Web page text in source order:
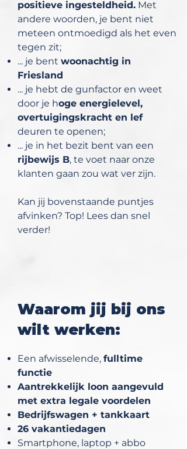
positieve ingesteldheid. Met
andere woorden, je bent niet
meteen ontmoedigd als het even
tegen zit;
... je bent woonachtig in
Friesland
... je hebt de gunfactor en weet
door je hoge energielevel,
overtuigingskracht en lef
deuren te openen;
... je in het bezit bent van een
rijbewijs B, te voet naar onze
klanten gaan zou wat ver zijn.
Kan jij bovenstaande puntjes
afvinken? Top! Lees dan snel
verder!
Waarom jij bij ons
wilt werken:
Een afwisselende, fulltime
functie
Aantrekkelijk loon aangevuld
met extra legale voordelen
Bedrijfswagen + tankkaart
26 vakantiedagen
Smartphone, laptop + abbo